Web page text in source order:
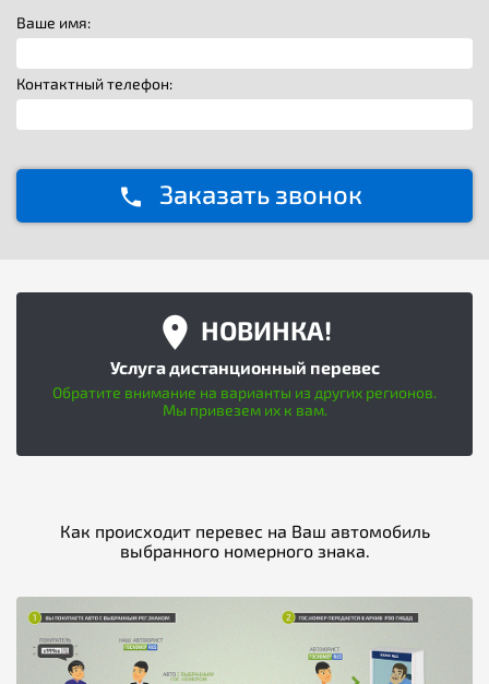
Ваше имя:
Контактный телефон:
Заказать звонок
НОВИНКА!
Услуга дистанционный перевес
Обратите внимание на варианты из других регионов.
Мы привезем их к вам.
Как происходит перевес на Ваш автомобиль
выбранного номерного знака.